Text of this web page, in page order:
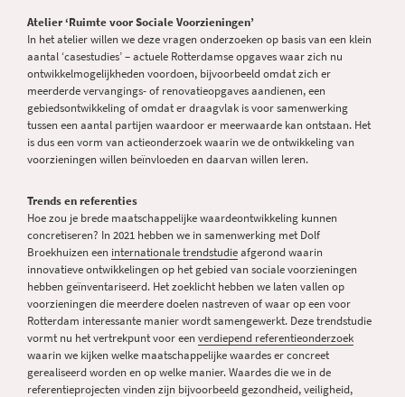
Atelier ‘Ruimte voor Sociale Voorzieningen’
In het atelier willen we deze vragen onderzoeken op basis van een klein
aantal ‘casestudies’ – actuele Rotterdamse opgaves waar zich nu
ontwikkelmogelijkheden voordoen, bijvoorbeeld omdat zich er
meerderde vervangings- of renovatieopgaves aandienen, een
gebiedsontwikkeling of omdat er draagvlak is voor samenwerking
tussen een aantal partijen waardoor er meerwaarde kan ontstaan. Het
is dus een vorm van actieonderzoek waarin we de ontwikkeling van
voorzieningen willen beïnvloeden en daarvan willen leren.
Trends en referenties
Hoe zou je brede maatschappelijke waardeontwikkeling kunnen
concretiseren? In 2021 hebben we in samenwerking met Dolf
Broekhuizen een internationale trendstudieafgerond waarin
innovatieve ontwikkelingen op het gebied van sociale voorzieningen
hebben geïnventariseerd. Het zoeklicht hebben we laten vallen op
voorzieningen die meerdere doelen nastreven of waar op een voor
Rotterdam interessante manier wordt samengewerkt. Deze trendstudie
vormt nu het vertrekpunt voor eenverdiepend referentieonderzoek
waarin we kijken welke maatschappelijke waardes er concreet
gerealiseerd worden en op welke manier. Waardes die we in de
referentieprojecten vinden zijn bijvoorbeeld gezondheid, veiligheid,